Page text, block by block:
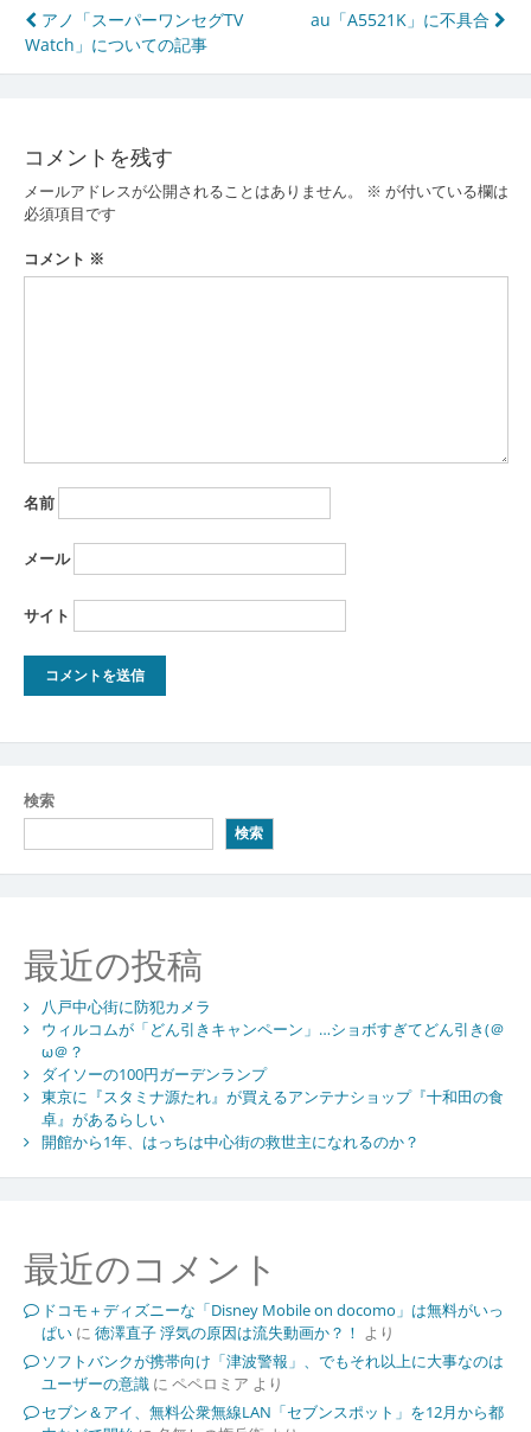
投
稿
ビ
ゲ
ー
シ
アノ「スーパーワンセグTV
Watch」についての記事
au「A5521K」に不具合
コメントを残す
メールアドレスが公開されることはありません。 ※ が付いている欄は
必須項目です
コメント ※
名前
メール
サイト
検索
検索
最近の投稿
八戸中心街に防犯カメラ
ウィルコムが「どん引きキャンペーン」…ショボすぎてどん引き(＠
ω＠？
ダイソーの100円ガーデンランプ
東京に『スタミナ源たれ』が買えるアンテナショップ『十和田の食
卓』があるらしい
開館から1年、はっちは中心街の救世主になれるのか？
最近のコメント
ドコモ＋ディズニーな「Disney Mobile on docomo」は無料がいっ
ぱいに 徳澤直子 浮気の原因は流失動画か？！ より
ソフトバンクが携帯向け「津波警報」、でもそれ以上に大事なのは
ユーザーの意識に ペペロミア より
セブン＆アイ、無料公衆無線LAN「セブンスポット」を12月から都